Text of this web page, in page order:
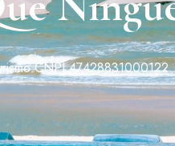
CNPJ 47428831000122